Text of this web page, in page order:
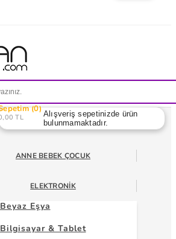
0
TL
Alışveriş sepetinizde ürün
bulunmamaktadır.
ANNE BEBEK ÇOCUK
ELEKTRONIK
Beyaz Eşya
Bilgisayar & Tablet